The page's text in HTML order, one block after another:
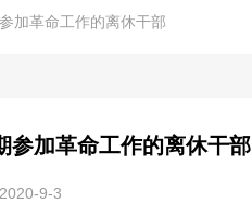
加革命工作的离休干部
参加革命工作的离休干部
9-3